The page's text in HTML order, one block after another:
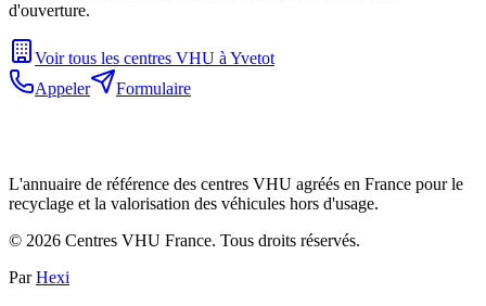
d'ouverture.
Voir tous les centres VHU à Yvetot
Appeler
Formulaire
L'annuaire de référence des centres VHU agréés en France pour le
recyclage et la valorisation des véhicules hors d'usage.
© 2026 Centres VHU France. Tous droits réservés.
Par Hexi